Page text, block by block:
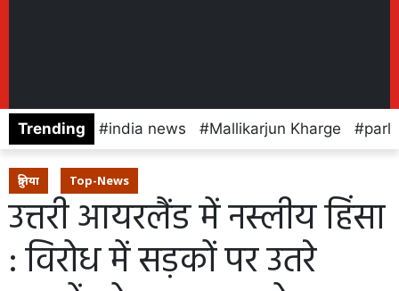
Trending india news Mallikarjun Kharge
दुनिया Top-News
उत्तरी आयरलैंड में नस्लीय हिंसा
: विरोध में सड़कों पर उतरे